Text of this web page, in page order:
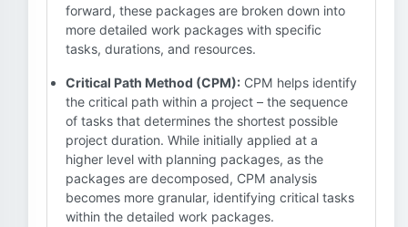
forward, these packages are broken down into
more detailed work packages with specific
tasks, durations, and resources.
Critical Path Method (CPM): CPM helps identify
the critical path within a project – the sequence
of tasks that determines the shortest possible
project duration. While initially applied at a
higher level with planning packages, as the
packages are decomposed, CPM analysis
becomes more granular, identifying critical tasks
within the detailed work packages.